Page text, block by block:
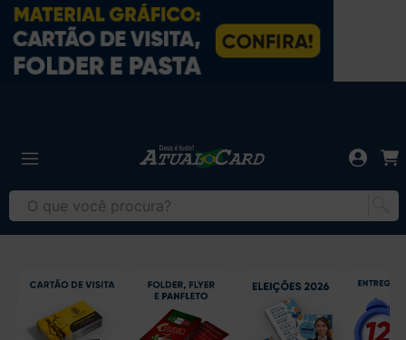
Cartão
de
Visita
Gráfica
Atual
-
Visita